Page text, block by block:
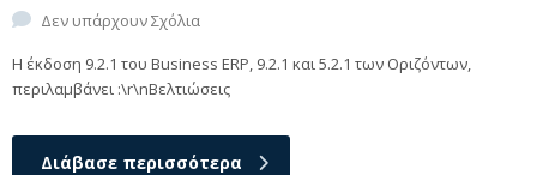
Δεν υπάρχουν Σχόλια
Η έκδοση 9.2.1 του Business ERP, 9.2.1 και 5.2.1 των Οριζόντων,
περιλαμβάνει :\r\nΒελτιώσεις
Διάβασε περισσότερα